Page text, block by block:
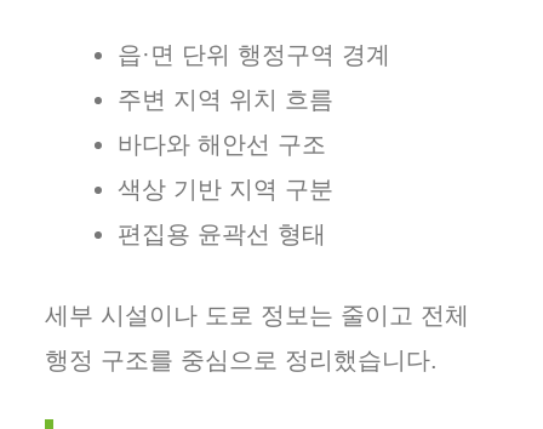
읍·면 단위 행정구역 경계
주변 지역 위치 흐름
바다와 해안선 구조
색상 기반 지역 구분
편집용 윤곽선 형태
세부 시설이나 도로 정보는 줄이고 전체
행정 구조를 중심으로 정리했습니다.